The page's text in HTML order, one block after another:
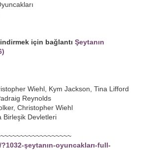
için bağlantı Şeytanın
Wiehl, Kym Jackson, Tina Lifford
Reynolds
Christopher Wiehl
Birleşik Devletleri
şeytanın-oyuncakları-full-